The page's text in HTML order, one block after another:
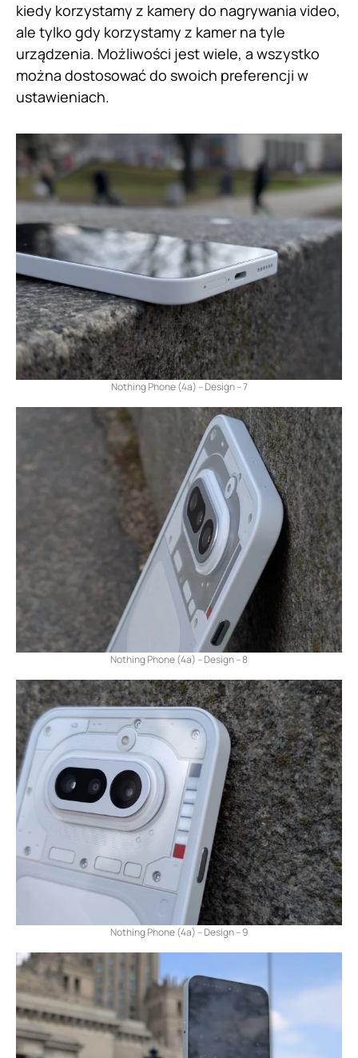
kiedy korzystamy z kamery do nagrywania video,
ale tylko gdy korzystamy z kamer na tyle
urządzenia. Możliwości jest wiele, a wszystko
można dostosować do swoich preferencji w
ustawieniach.
Nothing Phone (4a) – Design – 7
Nothing Phone (4a) – Design – 8
Nothing Phone (4a) – Design – 9